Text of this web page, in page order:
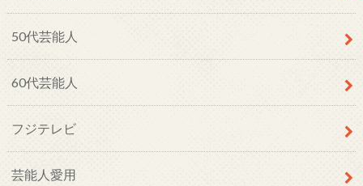
50代芸能人
60代芸能人
フジテレビ
芸能人愛用